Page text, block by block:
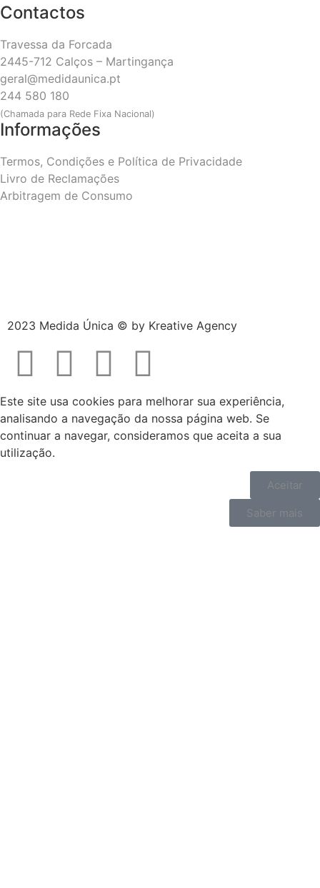
Contactos
Travessa da Forcada
2445-712 Calços – Martingança
geral@medidaunica.pt
244 580 180
(Chamada para Rede Fixa Nacional)
Informações
Termos, Condições e Política de Privacidade
Livro de Reclamações
Arbitragem de Consumo
2023 Medida Única © by Kreative Agency
Este site usa cookies para melhorar sua experiência,
analisando a navegação da nossa página web. Se
continuar a navegar, consideramos que aceita a sua
utilização.
Aceitar
Saber mais